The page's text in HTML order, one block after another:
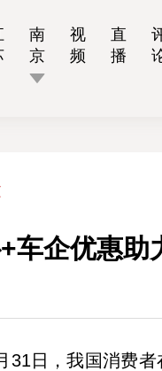
南
京
视
频
直
播
车企优惠助
31日，我国消费